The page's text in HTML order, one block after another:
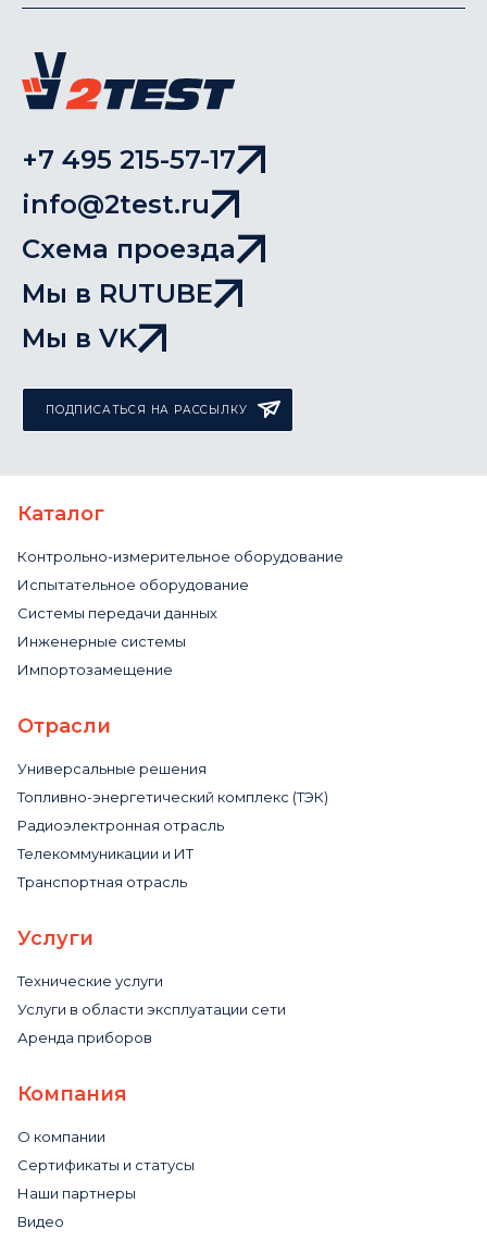
+7 495 215-57-17
info@2test.ru
Схема проезда
Мы в RUTUBE
Мы в VK
ПОДПИСАТЬСЯ НА РАССЫЛКУ
Каталог
Контрольно-измерительное оборудование
Испытательное оборудование
Системы передачи данных
Инженерные системы
Импортозамещение
Отрасли
Универсальные решения
Топливно-энергетический комплекс (ТЭК)
Радиоэлектронная отрасль
Телекоммуникации и ИТ
Транспортная отрасль
Услуги
Технические услуги
Услуги в области эксплуатации сети
Аренда приборов
Компания
О компании
Сертификаты и статусы
Наши партнеры
Видео